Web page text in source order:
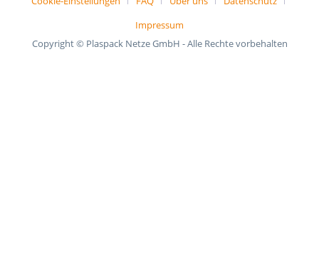
Impressum
Copyright © Plaspack Netze GmbH - Alle Rechte vorbehalten